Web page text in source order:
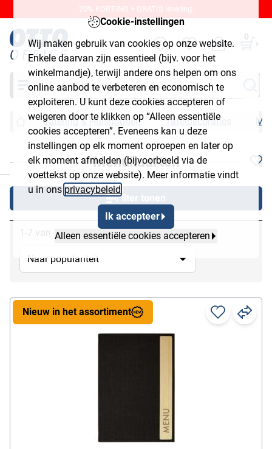
Cookie-instellingen
Wij maken gebruik van cookies op onze website.
Enkele daarvan zijn essentieel (bijv. voor het
winkelmandje), terwijl andere ons helpen om ons
online aanbod te verbeteren en economisch te
exploiteren. U kunt deze cookies accepteren of
weigeren door te klikken op “Alleen essentiële
cookies accepteren”. Eveneens kan u deze
instellingen op elk moment oproepen en later op
elk moment afmelden (bijvoorbeeld via de
voettekst op onze website). Meer informatie vindt
u in ons privacybeleid
Ik accepteer
Alleen essentiële cookies accepteren
20% KORTING + GRATIS levering.
0
Zoeken
Catering & Huishouden Tafeldecoraties
Menukaarten
Filter tonen
1-7 van 7
Nieuw in het assortiment